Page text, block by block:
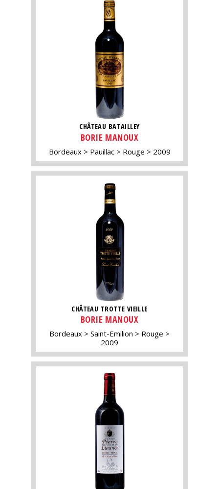
CHÂTEAU BATAILLEY
BORIE MANOUX
Bordeaux Pauillac Rouge 2009
CHÂTEAU TROTTE VIEILLE
BORIE MANOUX
Bordeaux Saint-Emilion
Rouge
2009